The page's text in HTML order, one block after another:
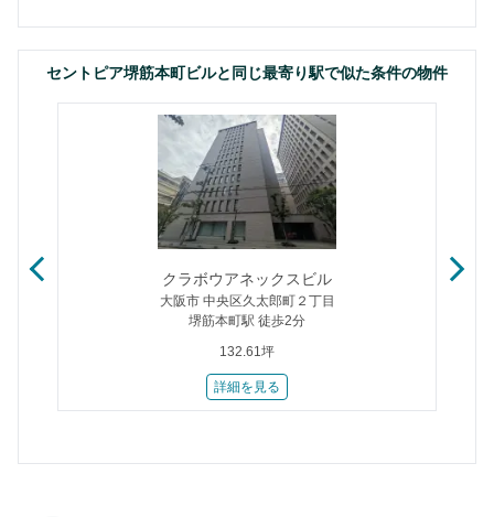
セントピア堺筋本町ビルと同じ最寄り駅で似た条件の物件
クラボウアネックスビル
大阪市 中央区久太郎町２丁目
堺筋本町駅 徒歩2分
132.61坪
詳細を見る